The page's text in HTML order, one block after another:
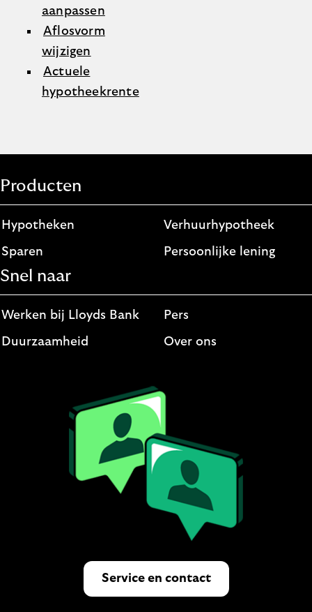
aanpassen
Aflosvorm
wijzigen
Actuele
hypotheekrente
Producten
Hypotheken
Sparen
Verhuurhypotheek
Persoonlijke lening
Snel naar
Werken bij Lloyds Bank
Duurzaamheid
Pers
Over ons
Service en contact